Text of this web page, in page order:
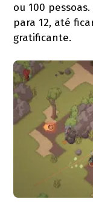
ou 100
para 12, até
gratificante.